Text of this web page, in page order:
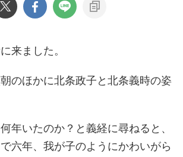
来ました。
のほかに北条政子と北条義時の姿
年いたのか？と義経に尋ねると、
六年、我が子のようにかわいがら